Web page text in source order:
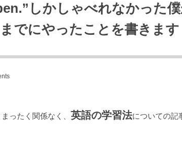
しかしゃべれなかった
でにやったことを書きます
ったく関係なく、 英語の学習法についての記